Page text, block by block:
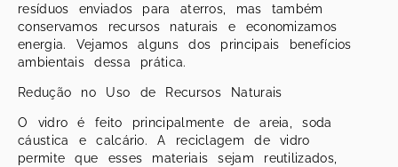
resíduos enviados para aterros, mas também
conservamos recursos naturais e economizamos
energia. Vejamos alguns dos principais benefícios
ambientais dessa prática.
Redução no Uso de Recursos Naturais
O vidro é feito principalmente de areia, soda
cáustica e calcário. A reciclagem de vidro
permite que esses materiais sejam reutilizados,